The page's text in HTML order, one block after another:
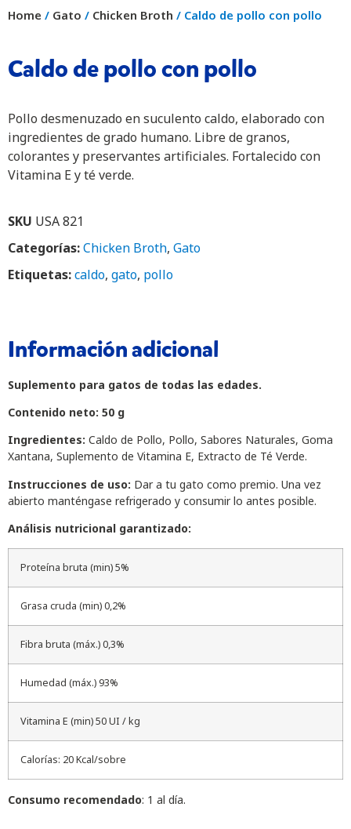
Home / Gato / Chicken Broth / Caldo de pollo con pollo
Caldo de pollo con pollo
Pollo desmenuzado en suculento caldo, elaborado con
ingredientes de grado humano. Libre de granos,
colorantes y preservantes artificiales. Fortalecido con
Vitamina E y té verde.
SKU USA 821
Categorías:Chicken Broth, Gato
Etiquetas:caldo, gato, pollo
Información adicional
Suplemento para gatos de todas las edades.
Contenido neto: 50 g
Ingredientes: Caldo de Pollo, Pollo, Sabores Naturales, Goma
Xantana, Suplemento de Vitamina E, Extracto de Té Verde.
Instrucciones de uso: Dar a tu gato como premio. Una vez
abierto manténgase refrigerado y consumir lo antes posible.
Análisis nutricional garantizado:
Proteína bruta (min) 5%
Grasa cruda (min) 0,2%
Fibra bruta (máx.) 0,3%
Humedad (máx.) 93%
Vitamina E (min) 50 UI / kg
Calorías: 20 Kcal/sobre
Consumo recomendado: 1 al día.